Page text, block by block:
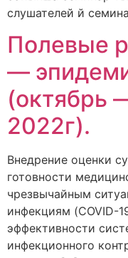
слушателей й
Полевые
—
(октябрь
2022г).
Внедрение оценки
готовности
чрезвычайным
инфекциям (COVID-
эффективности
инфекционного